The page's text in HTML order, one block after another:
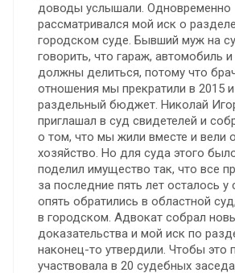
доводы услышали. Одновременно
рассматривался мой иск о
городском суде. Бывший муж на
говорить, что гараж, автомобиль
должны делиться, потому что
отношения мы прекратили в 2015
раздельный бюджет. Николай
приглашал в суд свидетелей и
о том, что мы жили вместе и вели
хозяйство. Но для суда этого
поделил имущество так, что все
за последние пять лет осталось у
опять обратились в областной
в городском. Адвокат собрал
доказательства и мой иск по
наконец-то утвердили. Чтобы это
участвовала в 20 судебных